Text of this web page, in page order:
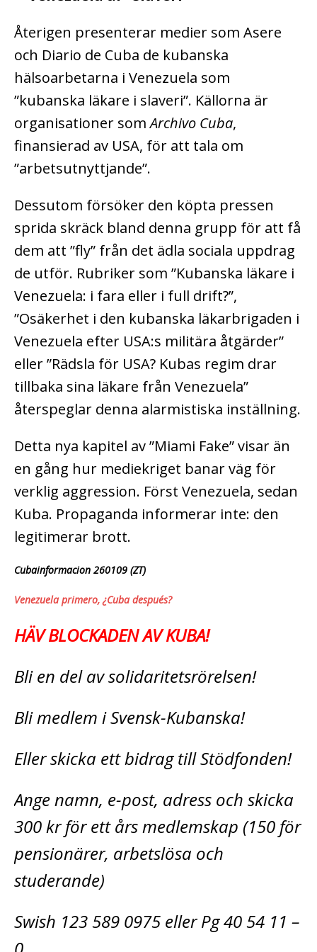
Återigen presenterar medier som Asere
och Diario de Cuba de kubanska
hälsoarbetarna i Venezuela som
”kubanska läkare i slaveri”. Källorna är
organisationer somArchivo Cuba,
finansierad av USA, för att tala om
”arbetsutnyttjande”.
Dessutom försöker den köpta pressen
sprida skräck bland denna grupp för att få
dem att ”fly” från det ädla sociala uppdrag
de utför. Rubriker som ”Kubanska läkare i
Venezuela: i fara eller i full drift?”,
”Osäkerhet i den kubanska läkarbrigaden i
Venezuela efter USA:s militära åtgärder”
eller ”Rädsla för USA? Kubas regim drar
tillbaka sina läkare från Venezuela”
återspeglar denna alarmistiska inställning.
Detta nya kapitel av ”Miami Fake” visar än
en gång hur mediekriget banar väg för
verklig aggression. Först Venezuela, sedan
Kuba. Propaganda informerar inte: den
legitimerar brott.
Cubainformacion 260109 (ZT)
Venezuela primero, ¿Cuba después?
HÄV BLOCKADEN AV KUBA!
Bli en del av solidaritetsrörelsen!
Bli medlem i Svensk-Kubanska!
Eller skicka ett bidrag till Stödfonden!
Ange namn, e-post, adress och skicka
300 kr för ett års medlemskap (150 för
pensionärer, arbetslösa och
studerande)
Swish 123 589 0975 eller Pg 40 54 11 –